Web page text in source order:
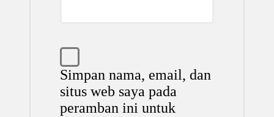
Simpan nama, email, dan
situs web saya pada
peramban ini untuk